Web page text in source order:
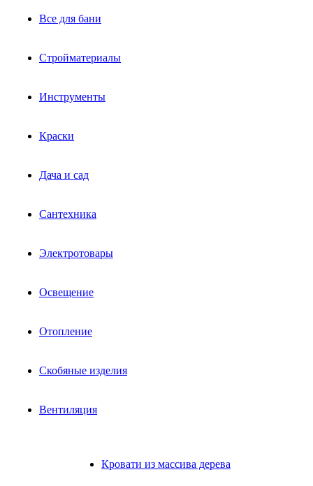
Все для бани
Стройматериалы
Инструменты
Краски
Дача и сад
Сантехника
Электротовары
Освещение
Отопление
Скобяные изделия
Вентиляция
Кровати из массива дерева